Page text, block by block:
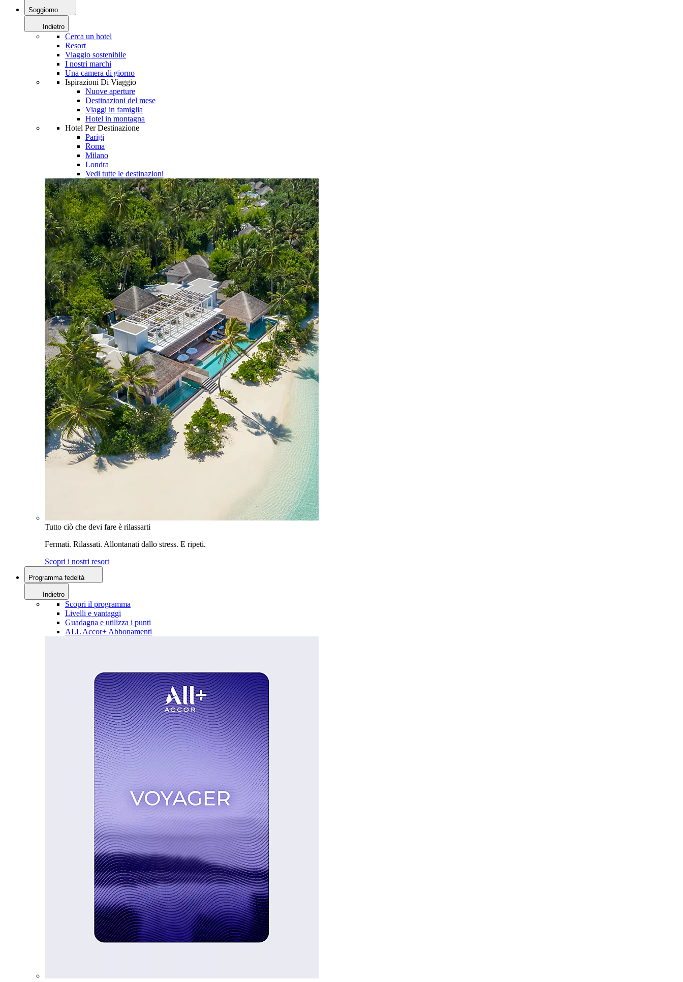
Soggiorno
Indietro
Cerca un hotel
Resort
Viaggio sostenibile
I nostri marchi
Una camera di giorno
Ispirazioni Di Viaggio
Nuove aperture
Destinazioni del mese
Viaggi in famiglia
Hotel in montagna
Hotel Per Destinazione
Parigi
Roma
Milano
Londra
Vedi tutte le destinazioni
Tutto ciò che devi fare è rilassarti
Fermati. Rilassati. Allontanati dallo stress. E ripeti.
Scopri i nostri resort
Programma fedeltà
Indietro
Scopri il programma
Livelli e vantaggi
Guadagna e utilizza i punti
ALL Accor+ Abbonamenti